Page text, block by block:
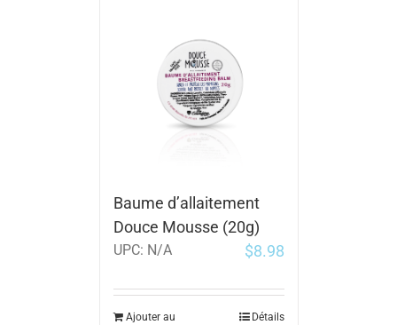
Baume d’allaitement
Douce Mousse (20g)
UPC: N/A $8.98
Ajouter au
Détails